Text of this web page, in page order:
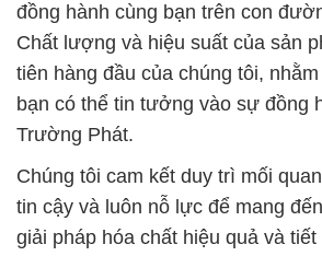
đồng hành cùng bạn trên con
Chất lượng và hiệu suất của sản
tiên hàng đầu của chúng tôi,
bạn có thể tin tưởng vào sự đồng
Trường Phát.
Chúng tôi cam kết duy trì mối
tin cậy và luôn nỗ lực để mang
giải pháp hóa chất hiệu quả và